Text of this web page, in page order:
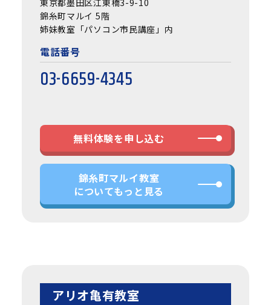
錦糸町マルイ 5階
姉妹教室「パソコン市民講座」内
電話番号
03-6659-4345
無料体験を申し込む
錦糸町マルイ教室
についてもっと見る
アリオ亀有教室